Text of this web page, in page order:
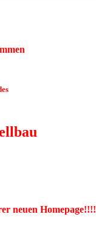
neuen Homepage!!!!